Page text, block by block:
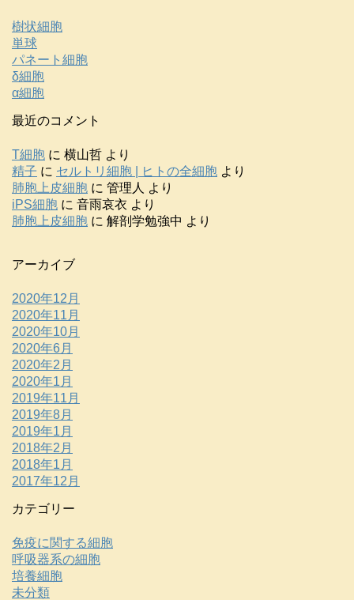
樹状細胞
単球
パネート細胞
δ細胞
α細胞
最近のコメント
T細胞 に 横山哲 より
精子 に セルトリ細胞 | ヒトの全細胞 より
肺胞上皮細胞 に 管理人 より
iPS細胞 に 音雨哀衣 より
肺胞上皮細胞 に 解剖学勉強中 より
アーカイブ
2020年12月
2020年11月
2020年10月
2020年6月
2020年2月
2020年1月
2019年11月
2019年8月
2019年1月
2018年2月
2018年1月
2017年12月
カテゴリー
免疫に関する細胞
呼吸器系の細胞
培養細胞
未分類